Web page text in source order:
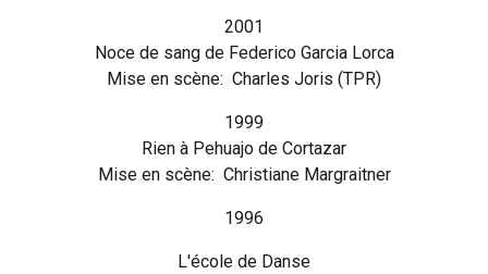
2001
Noce de sang de Federico Garcia Lorca
Mise en scène: Charles Joris (TPR)
1999
Rien à Pehuajo de Cortazar
Mise en scène: Christiane Margraitner
1996
L'école de Danse